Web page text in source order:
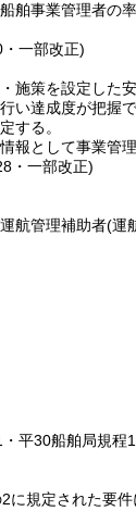
事業管理者の
一部改正)
策を設定した
達成度が把握
する。
として事業管
・一部改正)
航管理補助者(運
平30船舶局規程
に規定された要